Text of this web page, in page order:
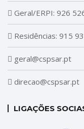
Geral/ERPI: 926
Residências: 915
geral@cspsar.pt
direcao@cspsar.pt
LIGAÇÕES